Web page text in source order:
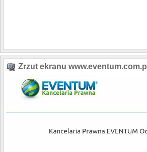
Zrzut ekranu www.eventum.com.pl